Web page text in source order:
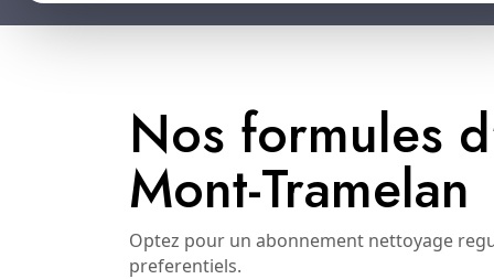
Nos formules
Mont-Tramelan
Optez pour un abonnement nettoyage
preferentiels.